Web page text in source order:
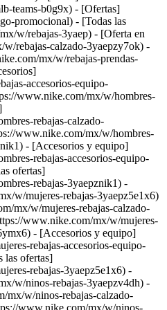
teams-b0g9x) - [Ofertas]
promocional) - [Todas las
w/rebajas-3yaep) - [Oferta en
rebajas-calzado-3yaepzy7ok) -
mx/w/rebajas-prendas-
accesorios-equipo-
www.nike.com/mx/w/hombres-
rebajas-calzado-
www.nike.com/mx/w/hombres-
- [Accesorios y equipo]
rebajas-accesorios-equipo-
ofertas]
rebajas-3yaepznik1) -
w/mujeres-rebajas-3yaepz5e1x6)
mx/w/mujeres-rebajas-calzado-
www.nike.com/mx/w/mujeres-
- [Accesorios y equipo]
rebajas-accesorios-equipo-
las ofertas]
rebajas-3yaepz5e1x6) -
w/ninos-rebajas-3yaepzv4dh) -
mx/w/ninos-rebajas-calzado-
www.nike.com/mx/w/ninos-